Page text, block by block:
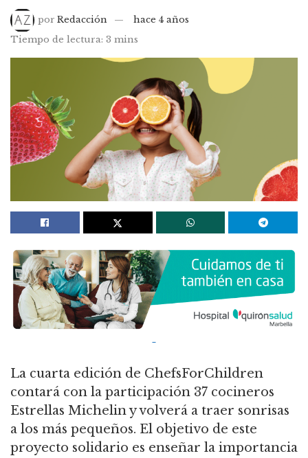
por Redacción
hace 4 años
Tiempo de lectura: 3 mins
La cuarta edición de ChefsForChildren
contará con la participación 37 cocineros
Estrellas Michelin y volverá a traer sonrisas
a los más pequeños. El objetivo de este
proyecto solidario es enseñar la importancia